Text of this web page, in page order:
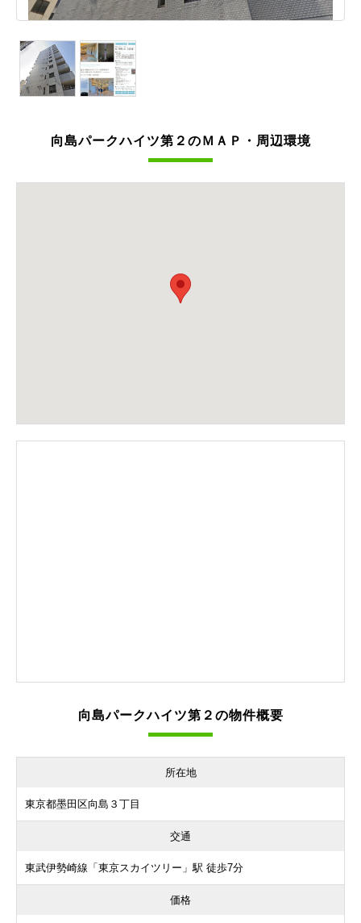
向島パークハイツ第２のＭＡＰ・周辺環境
向島パークハイツ第２の物件概要
所在地
東京都墨田区向島３丁目
交通
東武伊勢崎線「東京スカイツリー」駅 徒歩7分
価格